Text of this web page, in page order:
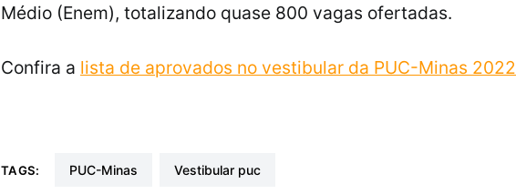
Médio (Enem), totalizando quase 800 vagas ofertadas.
Confira a lista de aprovados no vestibular da PUC-Minas 2022
TAGS: PUC-Minas vestibular puc